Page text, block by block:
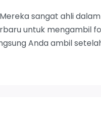
Mereka sangat ahli
untuk mengambil
Anda ambil